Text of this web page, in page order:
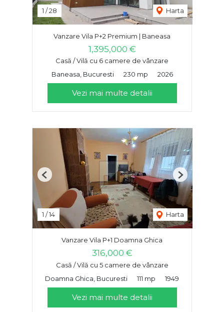
1 /28 Harta
Vanzare Vila P+2 Premium | Baneasa
1,395,000 €
Casă / Vilă cu 6 camere de vânzare
Baneasa, Bucuresti
230 mp 2026
Vezi mai multe detalii
1 /14 Harta
Previous Next
Vanzare Vila P+1 Doamna Ghica
316,000 €
Casă / Vilă cu 5 camere de vânzare
Doamna Ghica, Bucuresti
111 mp 1949
Vezi mai multe detalii